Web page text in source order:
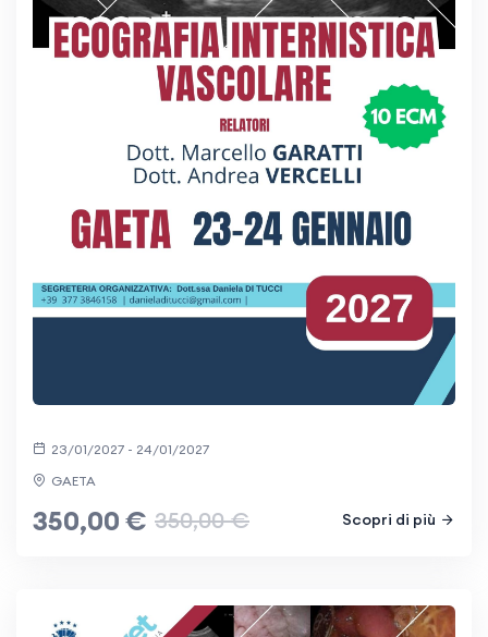
23/01/2027 - 24/01/2027
GAETA
350,00 € 350,00 € Scopri di più